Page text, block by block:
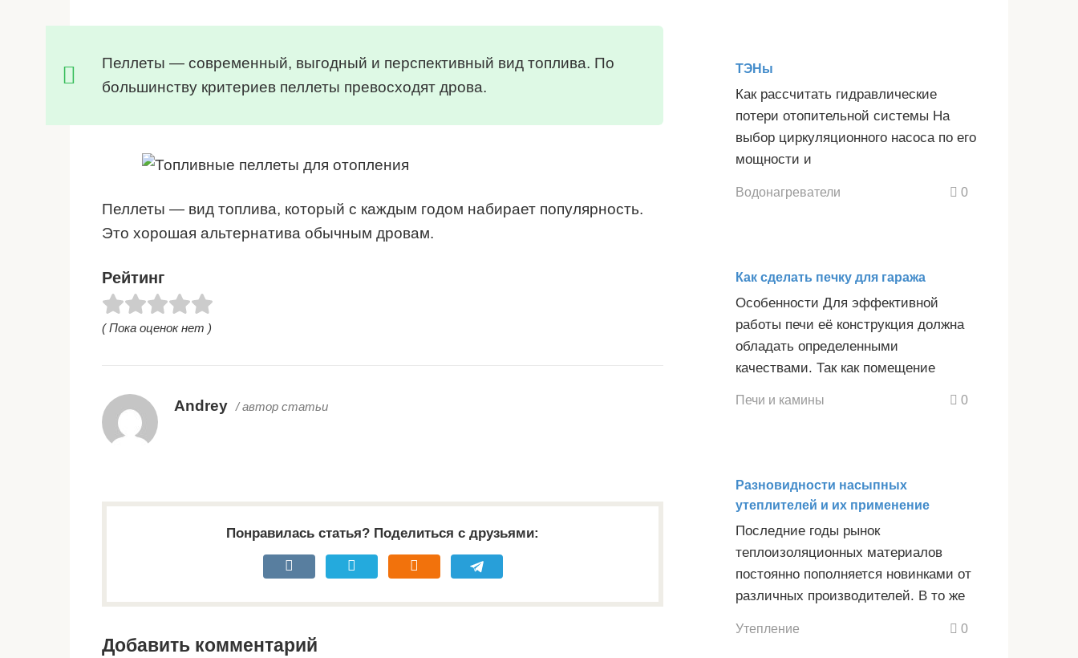
Пеллеты — современный, выгодный и перспективный вид топлива. По
большинству критериев пеллеты превосходят дрова.
Пеллеты — вид топлива, который с каждым годом набирает популярность.
Это хорошая альтернатива обычным дровам.
Рейтинг
( Пока оценок нет )
Andrey / автор статьи
Понравилась статья? Поделиться с друзьями:
Добавить комментарий
ТЭНы
Как рассчитать гидравлические
потери отопительной системы На
выбор циркуляционного насоса по его
мощности и
Водонагреватели 0
Как сделать печку для гаража
Особенности Для эффективной
работы печи её конструкция должна
обладать определенными
качествами. Так как помещение
Печи и камины 0
Разновидности насыпных
утеплителей и их применение
Последние годы рынок
теплоизоляционных материалов
постоянно пополняется новинками от
различных производителей. В то же
Утепление 0